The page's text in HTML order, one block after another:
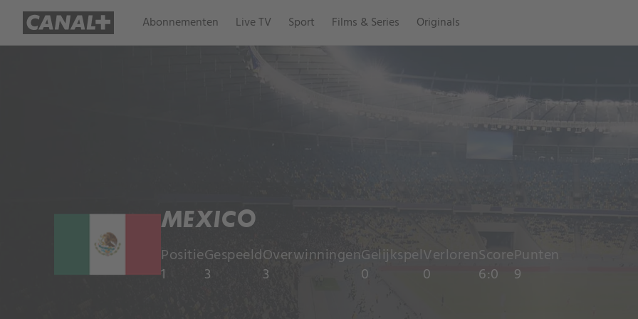
Abonnementen Live TV Sport Films & Series Originals
MEXICO
Positie
1
Gespeeld
3
Overwinningen
3
Gelijkspel
0
Verloren
0
Score
6:0
Punten
9